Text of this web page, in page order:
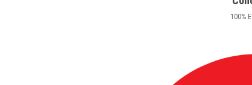
100%